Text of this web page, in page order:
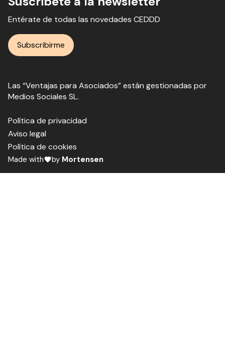
Entérate de todas las novedades CEDDD
Subscribirme
Las “Ventajas para Asociados” están gestionadas por
Medios Sociales SL.
Política de privacidad
Aviso legal
Política de cookies
Made with by Mortensen